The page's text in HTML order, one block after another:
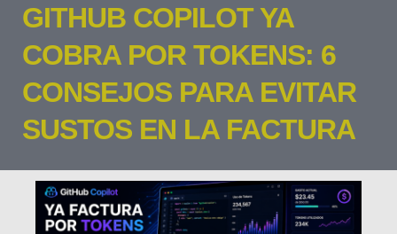
GITHUB COPILOT YA
COBRA POR TOKENS: 6
CONSEJOS PARA EVITAR
SUSTOS EN LA FACTURA